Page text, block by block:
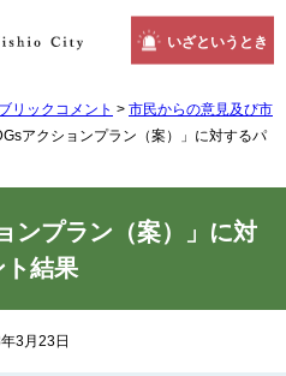
いざというとき
リックコメント > 市民からの意見及び市
アクションプラン（案）」に対するパ
ンプラン（案）」に対
ト結果
3月23日